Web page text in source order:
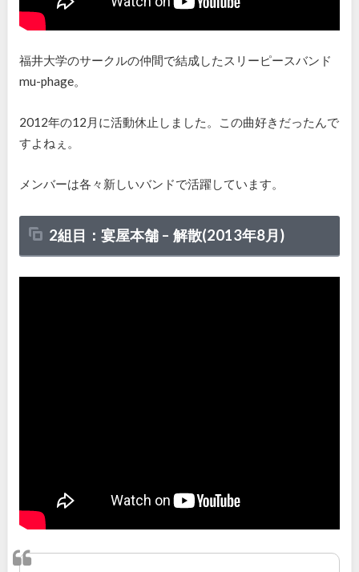
福井大学のサークルの仲間で結成したスリーピースバンド
mu-phage。
2012年の12月に活動休止しました。この曲好きだったんで
すよねぇ。
メンバーは各々新しいバンドで活躍しています。
2組目： 宴屋本舗– 解散(2013年8月)